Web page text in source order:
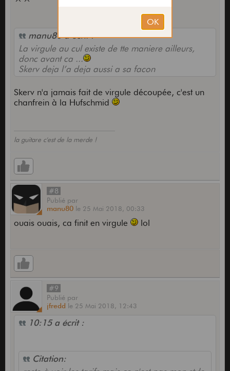
^^
manu80 a écrit :
La virgule au cul existe de tte maniere ailleurs,
donc avant ca ...
Skerv deja l’a deja aussi a sa facon
Skerv n'a jamais fait de virgule découpée, c'est un
chanfrein à la Hufschmid
la guitare c'est de la merde !
#8
Publié par
manu80 le 25 Mai 2018, 00:33
ouais ouais, ca finit en virgule lol
#9
Publié par
jfredd le 25 Mai 2018, 12:43
10:15 a écrit :
Citation: